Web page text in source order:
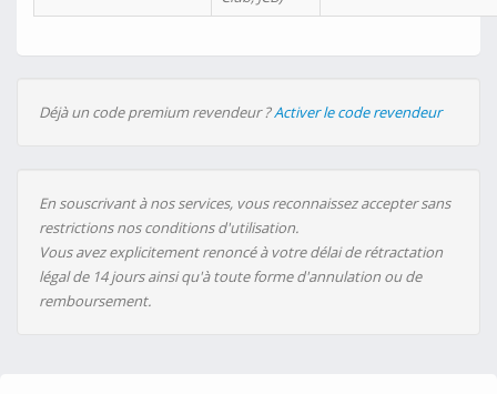
Déjà un code premium revendeur ?Activer le code revendeur
En souscrivant à nos services, vous reconnaissez accepter sans
restrictions nos conditions d'utilisation.
Vous avez explicitement renoncé à votre délai de rétractation
légal de 14 jours ainsi qu'à toute forme d'annulation ou de
remboursement.